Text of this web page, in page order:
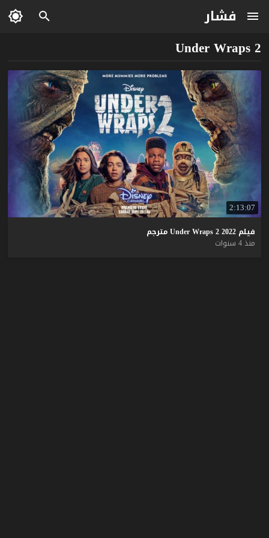
فشار
Under Wraps 2
2:13:07
فيلم Under Wraps 2 2022
مترجم
منذ 4 سنوات